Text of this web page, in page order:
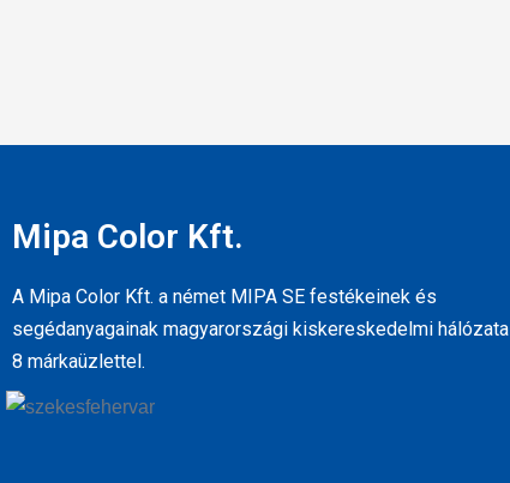
Mipa Color Kft.
A Mipa Color Kft. a német MIPA SE festékeinek és
segédanyagainak magyarországi kiskereskedelmi hálózata
8 márkaüzlettel.